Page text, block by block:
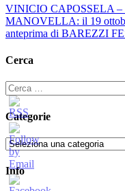
VINICIO CAPOSSELA
MANOVELLA: il 19
anteprima di BAREZZI
Cerca
Ricerca
per:
Categorie
Categorie
Info